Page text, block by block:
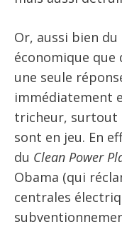
Or, aussi bien
économique que
une seule
immédiatement
tricheur, surtout
sont en jeu. En
du Clean Power
Obama (qui
centrales